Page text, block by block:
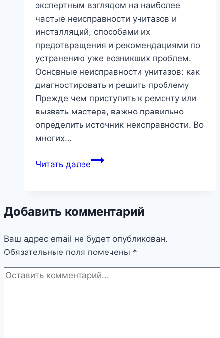
экспертным взглядом на наиболее
частые неисправности унитазов и
инсталляций, способами их
предотвращения и рекомендациями по
устранению уже возникших проблем.
Основные неисправности унитазов: как
диагностировать и решить проблему
Прежде чем приступить к ремонту или
вызвать мастера, важно правильно
определить источник неисправности. Во
многих…
Читать далееЧто
сломался:
гид
по
проблемам
и
Добавить комментарий
Ваш адрес email не будет опубликован.
Обязательные поля помечены *